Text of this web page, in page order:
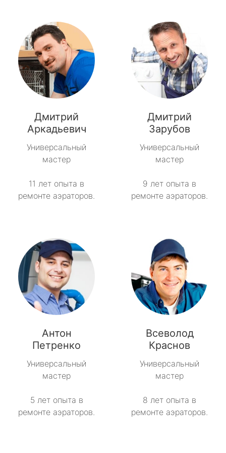
Дмитрий
Аркадьевич
Универсальный
мастер
11 лет опыта в
ремонте аэраторов.
Дмитрий
Зарубов
Универсальный
мастер
9 лет опыта в
ремонте аэраторов.
Антон
Петренко
Универсальный
мастер
5 лет опыта в
ремонте аэраторов.
Всеволод
Краснов
Универсальный
мастер
8 лет опыта в
ремонте аэраторов.